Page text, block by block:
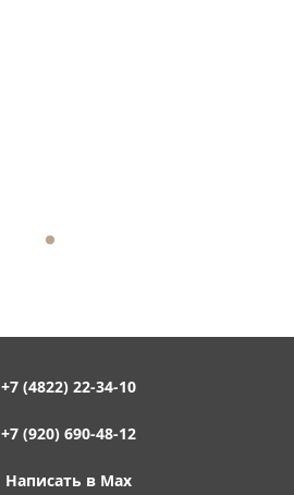
+7 (4822) 22-34-10
+7 (920) 690-48-12
Написать в Max